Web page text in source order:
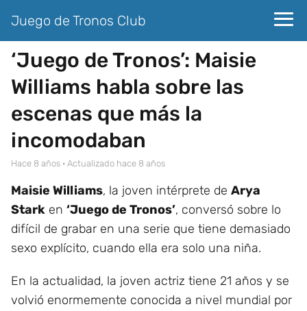
Juego de Tronos Club
‘Juego de Tronos’: Maisie
Williams habla sobre las
escenas que más la
incomodaban
hace 8 años · Actualizado hace 8 años
Maisie Williams, la joven intérprete de Arya
Stark en ‘Juego de Tronos’, conversó sobre lo
difícil de grabar en una serie que tiene demasiado
sexo explícito, cuando ella era solo una niña.
En la actualidad, la joven actriz tiene 21 años y se
volvió enormemente conocida a nivel mundial por